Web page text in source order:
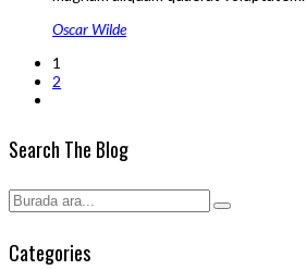
Oscar Wilde
1
2
Search The Blog
Categories